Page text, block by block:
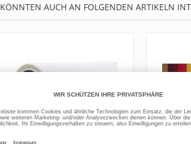
AUCH AN FOLGENDEN ARTIKELN